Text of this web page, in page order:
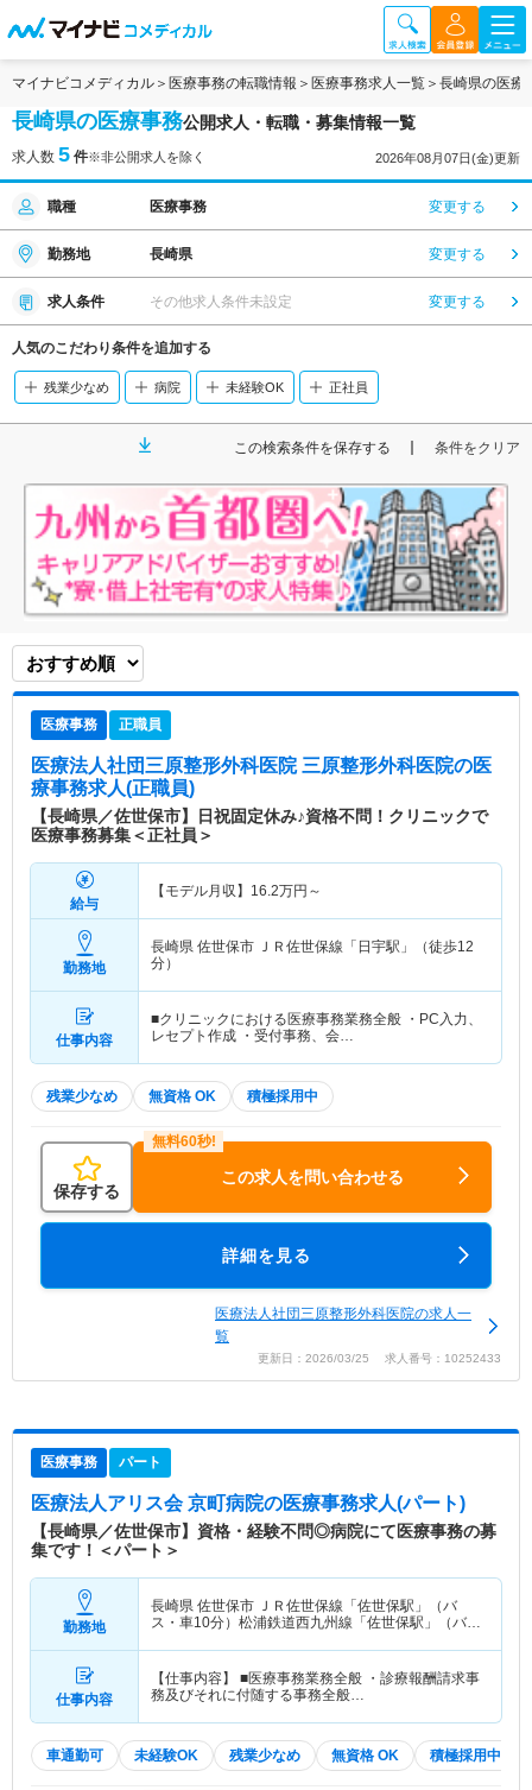
マイナビコメディカル 医療事務の転職情報 医療事務求人一覧 長崎県の医療
長崎県の医療事務公開求人・転職・募集情報一覧
求人数 5 件※非公開求人を除く 2026年08月07日(金)更新
職種 医療事務 変更する
勤務地 長崎県 変更する
求人条件 その他求人条件未設定 変更する
人気のこだわり条件を追加する
残業少なめ 病院 未経験OK 正社員
この検索条件を保存する 条件をクリア
医療事務 正職員
医療法人社団三原整形外科医院 三原整形外科医院の医
療事務求人(正職員)
【長崎県／佐世保市】日祝固定休み♪資格不問！クリニックで
医療事務募集＜正社員＞
給与
【モデル月収】 16.2万円～
勤務地
長崎県 佐世保市 ＪＲ佐世保線「日宇駅」（徒歩12
分）
仕事内容
■クリニックにおける医療事務業務全般 ・PC入力、
レセプト作成 ・受付事務、会…
残業少なめ 無資格 OK 積極採用中
保存する
この求人を問い合わせる
詳細を見る
医療法人社団三原整形外科医院の求人一
覧
更新日：2026/03/25 求人番号：10252433
医療事務 パート
医療法人アリス会 京町病院の医療事務求人(パート)
【長崎県／佐世保市】資格・経験不問◎病院にて医療事務の募
集です！＜パート＞
勤務地
長崎県 佐世保市 ＪＲ佐世保線「佐世保駅」（バ
ス・車10分）松浦鉄道西九州線「佐世保駅」（バ
仕事内容
【仕事内容】 ■医療事務業務全般 ・診療報酬請求事
務及びそれに付随する事務全般…
車通勤可 未経験OK 残業少なめ 無資格 OK 積極採用中